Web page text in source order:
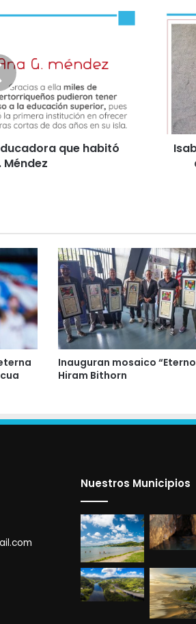
que habitó
Méndez
Inauguran mosaico
Hiram Bithorn
Nuestros Municipios